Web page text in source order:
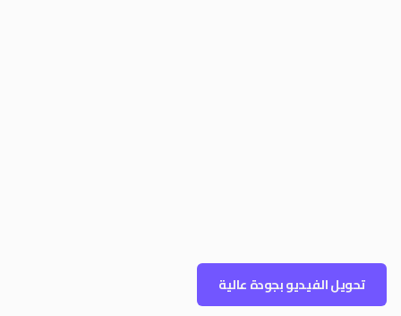
تحويل الفيديو بجودة عالية